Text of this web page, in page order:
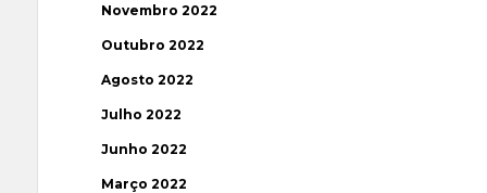
Novembro 2022
Outubro 2022
Agosto 2022
Julho 2022
Junho 2022
Março 2022